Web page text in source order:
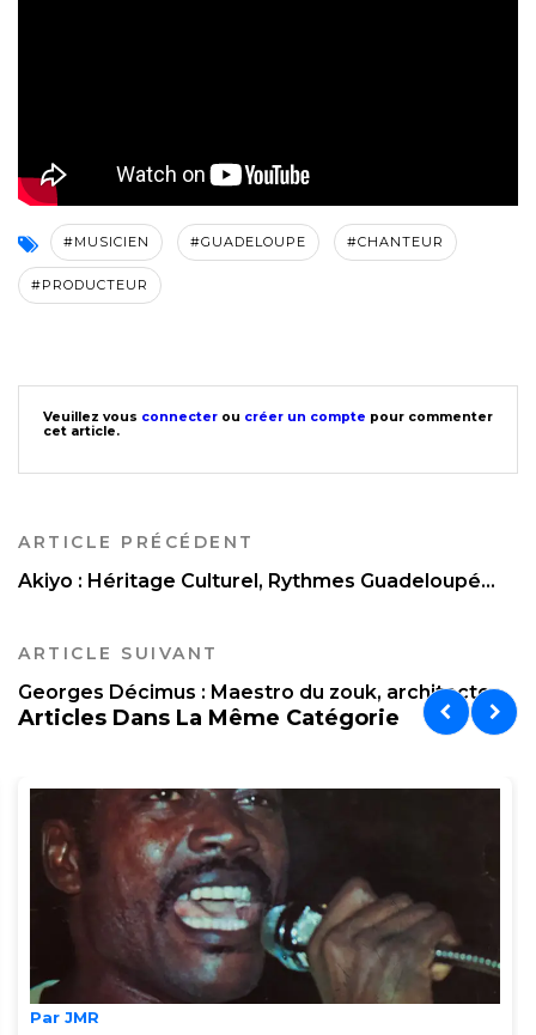
#MUSICIEN #GUADELOUPE #CHANTEUR
#PRODUCTEUR
Veuillez vous connecter ou créer un compte pour commenter
cet article.
ARTICLE PRÉCÉDENT
Akiyo : Héritage Culturel, Rythmes Guadeloupé...
ARTICLE SUIVANT
Georges Décimus : Maestro du zouk, architecte...
Articles Dans La Même Catégorie
Par JMR